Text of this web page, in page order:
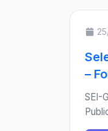
–
SEI-